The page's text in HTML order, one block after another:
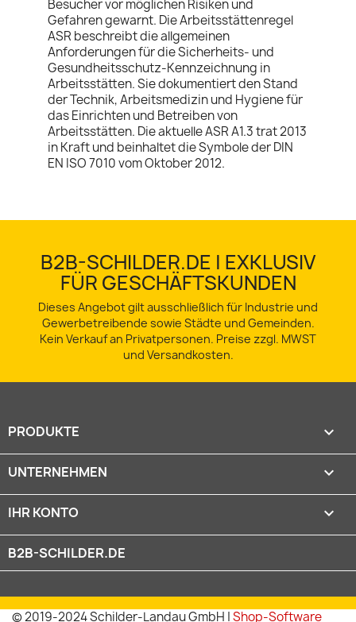
Besucher vor möglichen Risiken und
Gefahren gewarnt. Die Arbeitsstättenregel
ASR beschreibt die allgemeinen
Anforderungen für die Sicherheits- und
Gesundheitsschutz-Kennzeichnung in
Arbeitsstätten. Sie dokumentiert den Stand
der Technik, Arbeitsmedizin und Hygiene für
das Einrichten und Betreiben von
Arbeitsstätten. Die aktuelle ASR A1.3 trat 2013
in Kraft und beinhaltet die Symbole der DIN
EN ISO 7010 vom Oktober 2012.
B2B-SCHILDER.DE | EXKLUSIV
FÜR GESCHÄFTSKUNDEN
Dieses Angebot gilt ausschließlich für Industrie und
Gewerbetreibende sowie Städte und Gemeinden.
Kein Verkauf an Privatpersonen. Preise zzgl. MWST
und Versandkosten.
PRODUKTE 
UNTERNEHMEN 
IHR KONTO 
B2B-SCHILDER.DE
© 2019-2024 Schilder-Landau GmbH |Shop-Software